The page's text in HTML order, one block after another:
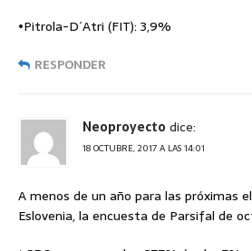
•Pitrola-D´Atri (FIT): 3,9%
RESPONDER
Neoproyecto dice:
18 OCTUBRE, 2017 A LAS 14:01
A menos de un año para las próximas
Eslovenia, la encuesta de Parsifal de